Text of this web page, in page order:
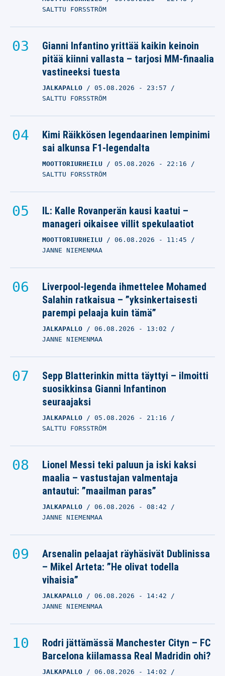
SALTTU FORSSTRÖM
Gianni Infantino yrittää kaikin keinoin
pitää kiinni vallasta – tarjosi MM-finaalia
vastineeksi tuesta
JALKAPALLO 05.08.2026 - 23:57
SALTTU FORSSTRÖM
Kimi Räikkösen legendaarinen lempinimi
sai alkunsa F1-legendalta
MOOTTORIURHEILU 05.08.2026 - 22:16
SALTTU FORSSTRÖM
IL: Kalle Rovanperän kausi kaatui –
manageri oikaisee villit spekulaatiot
MOOTTORIURHEILU 06.08.2026 - 11:45
JANNE NIEMENMAA
Liverpool-legenda ihmettelee Mohamed
Salahin ratkaisua – ”yksinkertaisesti
parempi pelaaja kuin tämä”
JALKAPALLO 06.08.2026 - 13:02
JANNE NIEMENMAA
Sepp Blatterinkin mitta täyttyi – ilmoitti
suosikkinsa Gianni Infantinon
seuraajaksi
JALKAPALLO 05.08.2026 - 21:16
SALTTU FORSSTRÖM
Lionel Messi teki paluun ja iski kaksi
maalia – vastustajan valmentaja
antautui: ”maailman paras”
JALKAPALLO 06.08.2026 - 08:42
JANNE NIEMENMAA
Arsenalin pelaajat räyhäsivät Dublinissa
– Mikel Arteta: ”He olivat todella
vihaisia”
JALKAPALLO 06.08.2026 - 14:42
JANNE NIEMENMAA
Rodri jättämässä Manchester Cityn – FC
Barcelona kiilamassa Real Madridin ohi?
JALKAPALLO 06.08.2026 - 14:02